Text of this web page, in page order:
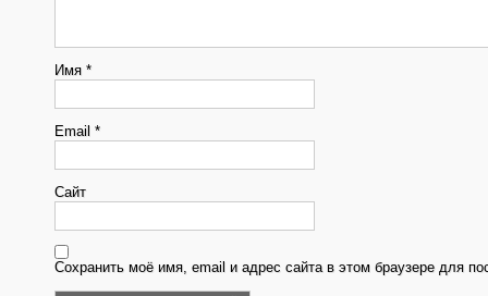
Имя *
Email *
Сайт
Сохранить моё имя, email и адрес сайта в этом браузере для